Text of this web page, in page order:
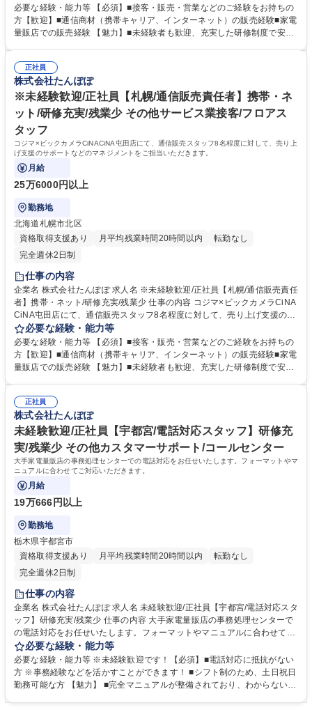
アル化しており、入社後には1か月程度の引継ぎ・研修期間があるため、
未経験の方でも早期活躍が可能な体制です。 【具体的には】 ■家電量販店
における通信商材（インターネット、携帯キャリア）の販売業務を担当し
ネット/研修充実/残業少
必要な経験・能力等 【必須】■接客・販売・営業などのご経験をお持ちの
方【歓迎】■通信商材（携帯キャリア、インターネット）の販売経験■家電
量販店での販売経験 【魅力】■未経験者も歓迎、充実した研修制度で安心
量販店での通信商材販売を統括するポジションで、やりがいを感じられま
す。 学歴・資格 学歴：大学院 大学 高専 短大 専修学校 高校 語学力： 資
格：
正社員
株式会社たんぽぽ
※未経験歓迎/正社員【札幌/通信販売責任者】携帯・ネ
ット/研修充実/残業少 その他サービス業接客/フロアス
タッフ
コジマ×ビックカメラCiNACiNA屯田店にて、通信販売スタッフ8名程度に対して、売り上
げ支援のサポートなどのマネジメントをご担当いただきます。
月給
25万6000円以上
勤務地
北海道札幌市北区
資格取得支援あり
月平均残業時間20時間以内
転勤なし
完全週休2日制
仕事の内容
企業名 株式会社たんぽぽ 求人名 ※未経験歓迎/正社員【札幌/通信販売責任
者】携帯・ネット/研修充実/残業少 仕事の内容 コジマ×ビックカメラCiNA
CiNA屯田店にて、通信販売スタッフ8名程度に対して、売り上げ支援のサ
ポートなどのマネジメントをご担当いただきます。 仕事は完全マニュアル
化しており、入社後には1か月程度の引継ぎ・研修期間があるため、未経
験の方でも早期活躍が可能な体制です。 【具体的には】 ■家電量販店にお
ける通信商材（インターネット、携帯キャリア）の販売業務を担当しま
ト/研修充実/残業少
必要な経験・能力等
必要な経験・能力等 【必須】■接客・販売・営業などのご経験をお持ちの
方【歓迎】■通信商材（携帯キャリア、インターネット）の販売経験■家電
量販店での販売経験 【魅力】■未経験者も歓迎、充実した研修制度で安心
量販店での通信商材販売を統括するポジションで、やりがいを感じられま
す。 学歴・資格 学歴：大学院 大学 高専 短大 専修学校 高校 語学力： 資
格：
正社員
株式会社たんぽぽ
未経験歓迎/正社員【宇都宮/電話対応スタッフ】研修充
実/残業少 その他カスタマーサポート/コールセンター
大手家電量販店の事務処理センターでの電話対応をお任せいたします。フォーマットやマ
ニュアルに合わせてご対応いただきます。
月給
19万666円以上
勤務地
栃木県宇都宮市
資格取得支援あり
月平均残業時間20時間以内
転勤なし
完全週休2日制
仕事の内容
企業名 株式会社たんぽぽ 求人名 未経験歓迎/正社員【宇都宮/電話対応スタ
ッフ】研修充実/残業少 仕事の内容 大手家電量販店の事務処理センターで
の電話対応をお任せいたします。フォーマットやマニュアルに合わせてご
対応いただきます。 ■家電量販店からの電話問い合わせ対応：わからない
ことはすぐに聞ける環境です。お客様と直接お話することはないため、ク
レーム対応なし！ ■電話によるインターネット等の申し込み受付業務：家
電量販店の店員さんがご案内した方の申し込み受付を電話で行います。未
必要な経験・能力等
必要な経験・能力等 ※未経験歓迎です！【必須】■電話対応に抵抗がない
方 ※事務経験などを活かすことができます！ ■シフト制のため、土日祝日
勤務可能な方 【魅力】 ■完全マニュアルが整備されており、わからないこ